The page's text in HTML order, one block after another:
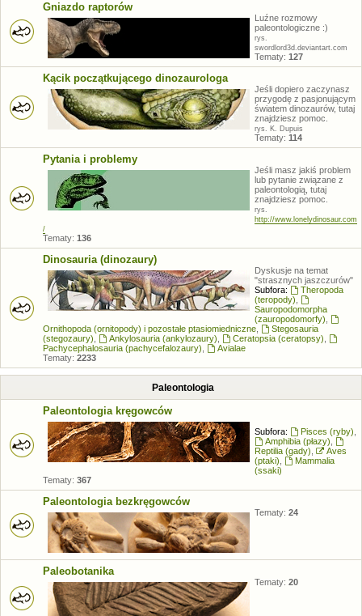
Gniazdo raptorów
Luźne rozmowy
paleontologiczne :)
rys.
swordlord3d.deviantart.com
Tematy: 127
Kącik początkującego dinozaurologa
Jeśli dopiero zaczynasz
przygodę z pasjonującym
światem dinozaurów, tutaj
znajdziesz pomoc.
rys. K. Dupuis
Tematy: 114
Pytania i problemy
Jeśli masz jakiś problem
lub pytanie związane z
paleontologią, tutaj
znajdziesz pomoc.
rys.
http://www.lonelydinosaur.com
/
Tematy: 136
Dinosauria (dinozaury)
Dyskusje na temat
"strasznych jaszczurów"
Subfora:
Theropoda
(teropody)
Sauropodomorpha
(zauropodomorfy)
Ornithopoda (ornitopody) i pozostałe ptasiomiedniczne
Stegosauria
(stegozaury)
Ankylosauria (ankylozaury) Ceratopsia (ceratopsy)
Pachycephalosauria (pachycefalozaury)
Avialae
Tematy: 2233
Paleontologia
Paleontologia kręgowców
Subfora: Pisces (ryby)
Amphibia (płazy)
Reptilia (gady)
Aves
(ptaki)
Mammalia
(ssaki)
Tematy: 367
Paleontologia bezkręgowców
Tematy: 24
Paleobotanika
Tematy: 20